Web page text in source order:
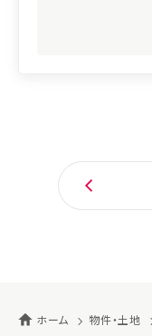
ホーム 物件・土地